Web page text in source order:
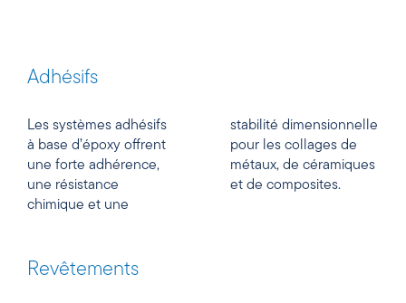
Adhésifs
Les systèmes adhésifs
à base d’époxy offrent
une forte adhérence,
une résistance
chimique et une
stabilité dimensionnelle
pour les collages de
métaux, de céramiques
et de composites.
Revêtements